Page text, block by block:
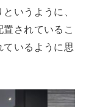
いうように、
されているこ
ているように思